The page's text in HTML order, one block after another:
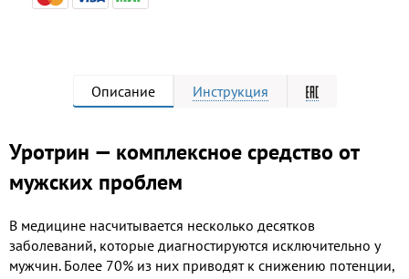
Описание Инструкция
Уротрин — комплексное средство от
мужских проблем
В медицине насчитывается несколько десятков
заболеваний, которые диагностируются исключительно у
мужчин. Более 70% из них приводят к снижению потенции,